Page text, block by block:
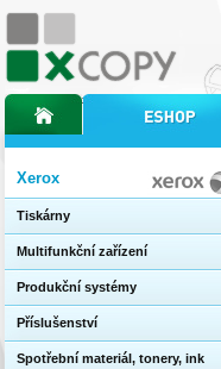
Xerox
Tiskárny
Multifunkční zařízení
Produkční systémy
Příslušenství
Spotřební materiál, tonery, ink
úvodní stránka xcopyinternetový obchod xcopy